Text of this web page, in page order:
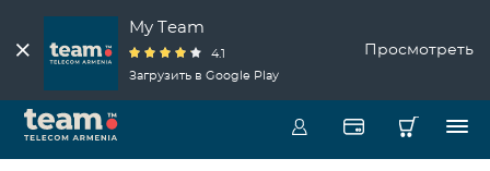
My Team
4.1
Загрузить в Google Play
Просмотреть